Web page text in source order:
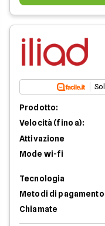
Prodotto:
Velocità (fino a):
Attivazione
Mode wi-fi
Tecnologia
Metodi di pagamento
Chiamate